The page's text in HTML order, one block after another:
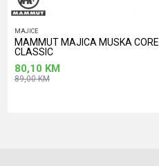
MAJICE
MAMMUT MAJICA MUSKA CORE
CLASSIC
80,10 KM
89,00KM